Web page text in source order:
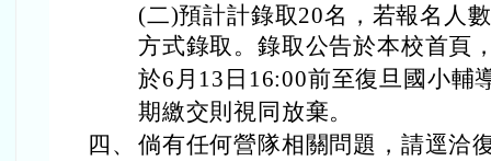
(二)預計計錄取20名，若報名人
方式錄取。錄取公告於本校首頁
於6月13日16:00前至復旦國小輔
期繳交則視同放棄。
四、 倘有任何營隊相關問題，請逕洽